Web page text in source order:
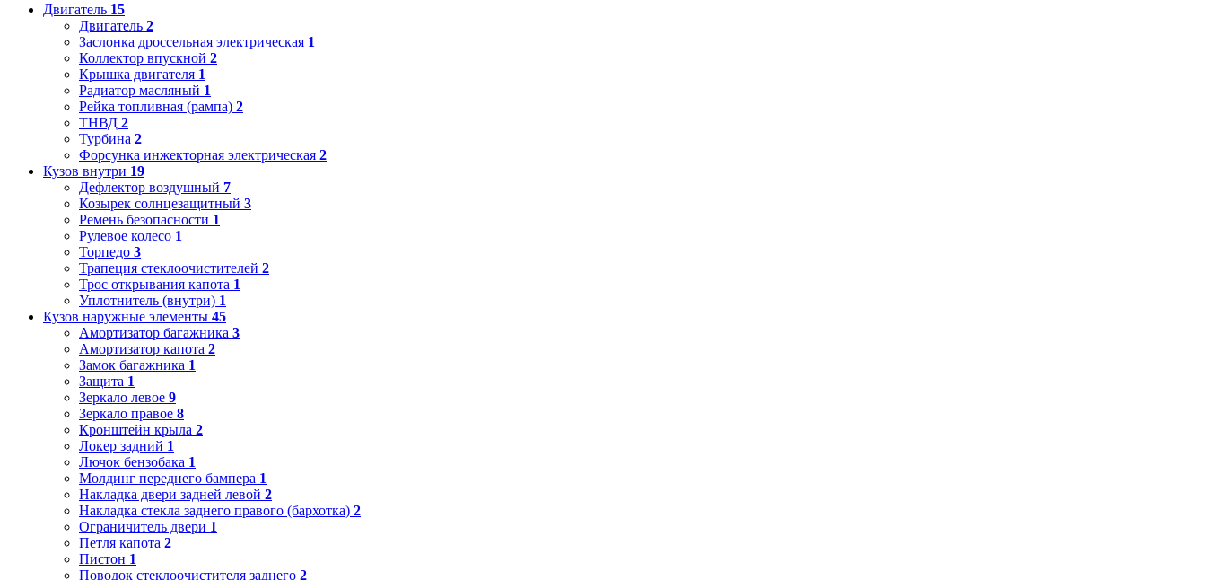
Двигатель 15
Двигатель 2
Заслонка дроссельная электрическая 1
Коллектор впускной 2
Крышка двигателя 1
Радиатор масляный 1
Рейка топливная (рампа) 2
ТНВД 2
Турбина 2
Форсунка инжекторная электрическая 2
Кузов внутри 19
Дефлектор воздушный 7
Козырек солнцезащитный 3
Ремень безопасности 1
Рулевое колесо 1
Торпедо 3
Трапеция стеклоочистителей 2
Трос открывания капота 1
Уплотнитель (внутри) 1
Кузов наружные элементы 45
Амортизатор багажника 3
Амортизатор капота 2
Замок багажника 1
Защита 1
Зеркало левое 9
Зеркало правое 8
Кронштейн крыла 2
Локер задний 1
Лючок бензобака 1
Молдинг переднего бампера 1
Накладка двери задней левой 2
Накладка стекла заднего правого (бархотка) 2
Ограничитель двери 1
Петля капота 2
Пистон 1
Поводок стеклоочистителя заднего 2